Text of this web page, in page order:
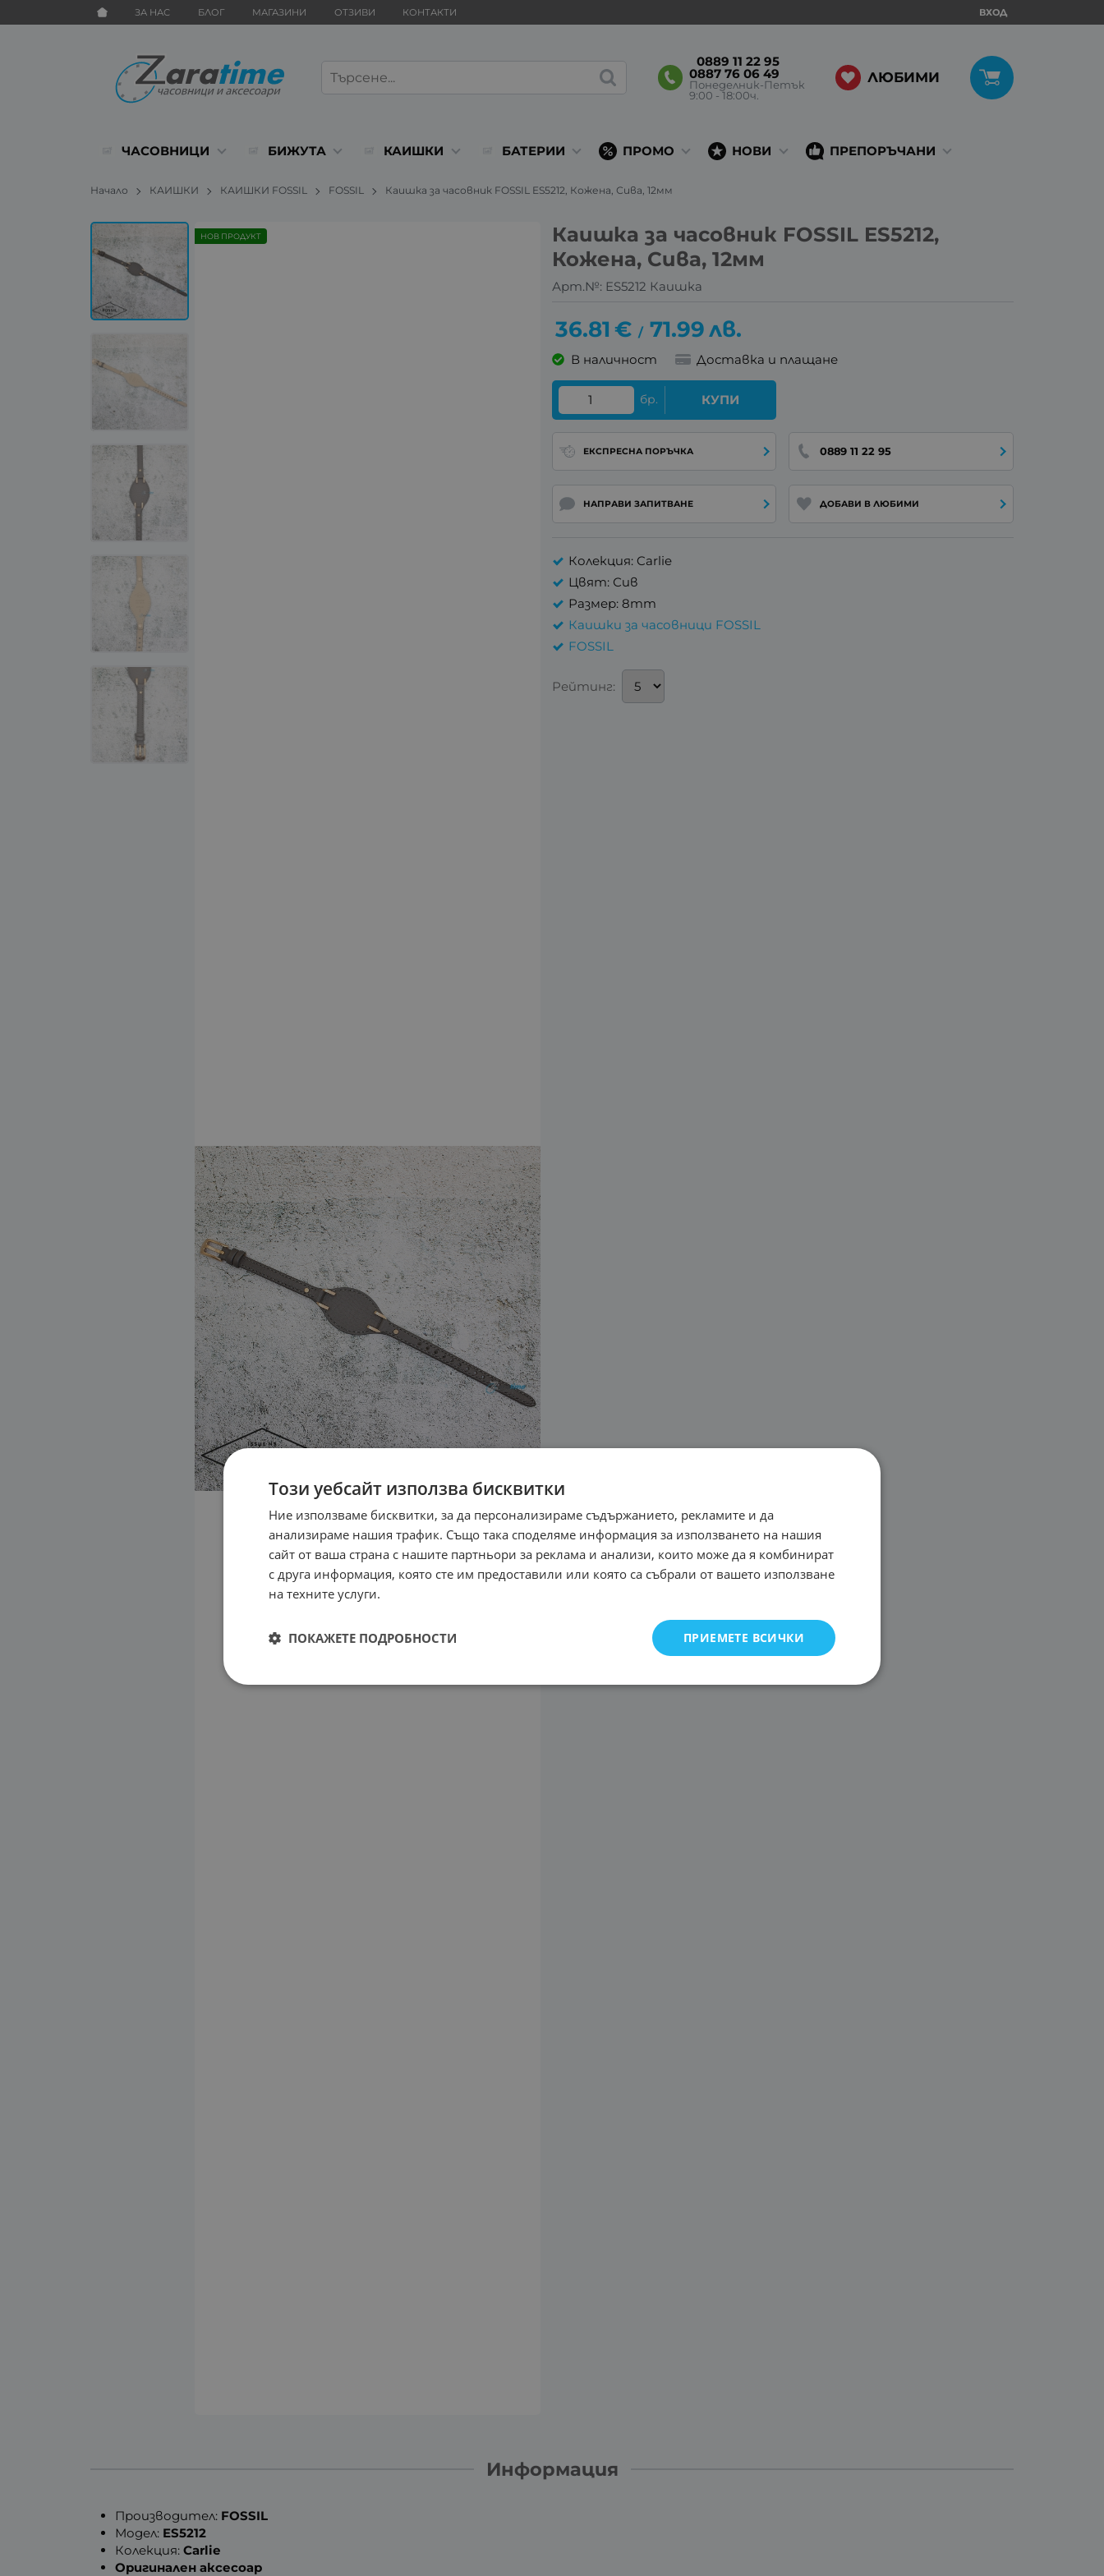
ЗА НАС БЛОГ МАГАЗИНИ ОТЗИВИ КОНТАКТИ ВХОД
0889 11 22 95
0887 76 06 49
Понеделник-Петък
9:00 - 18:00ч.
ЛЮБИМИ
ЧАСОВНИЦИ БИЖУТА КАИШКИ БАТЕРИИ ПРОМО НОВИ ПРЕПОРЪЧАНИ
Начало КАИШКИ КАИШКИ FOSSIL FOSSIL Каишка за часовник FOSSIL ES5212, Кожена, Сива, 12мм
Каишка за часовник FOSSIL ES5212,
Кожена, Сива, 12мм
Арт.№: ES5212 Каишка
НОВ ПРОДУКТ
36.81 € / 71.99лв.
В наличност Доставка и плащане
бр. КУПИ
ЕКСПРЕСНА ПОРЪЧКА 0889 11 22 95
НАПРАВИ ЗАПИТВАНЕ ДОБАВИ В ЛЮБИМИ
Колекция: Carlie
Цвят: Сив
Размер: 8mm
Каишки за часовници FOSSIL
FOSSIL
Рейтинг:
Информация
Производител: FOSSIL
Модел: ES5212
Колекция:Carlie
Оригинален аксесоар
Този уебсайт използва бисквитки
Ние използваме бисквитки, за да персонализираме съдържанието, рекламите и да
анализираме нашия трафик. Също така споделяме информация за използването на нашия
сайт от ваша страна с нашите партньори за реклама и анализи, които може да я комбинират
с друга информация, която сте им предоставили или която са събрали от вашето използване
на техните услуги.
ПРИЕМЕТЕ ВСИЧКИ
ПОКАЖЕТЕ ПОДРОБНОСТИ